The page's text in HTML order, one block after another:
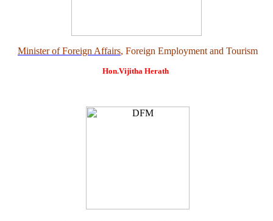
Minister of Foreign Affairs, Foreign Employment and Tourism
Hon.Vijitha Herath